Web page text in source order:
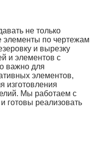
не только
элементы по чертежам
и вырезку
и элементов с
важно для
элементов,
изготовления
Мы работаем с
готовы реализовать